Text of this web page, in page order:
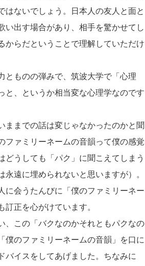
ないでしょう。日本人の友人と面と
い出す場合があり、相手を驚かせてし
からだということで理解していただけ
ものの弾みで、筑波大学で「心理
と、というか相当変な心理学なのです
までの話は変じゃなかったのかと聞
ファミリーネームの音韻って僕の感覚
うしても「パク」に聞こえてしまう
遠に埋められないと思いますが）。
に会うたんびに「僕のファミリーネー
正を心がけています。
この「バクなのかそれともパクなの
僕のファミリーネームの音韻」を口に
バイスをしてあげました。ちなみに